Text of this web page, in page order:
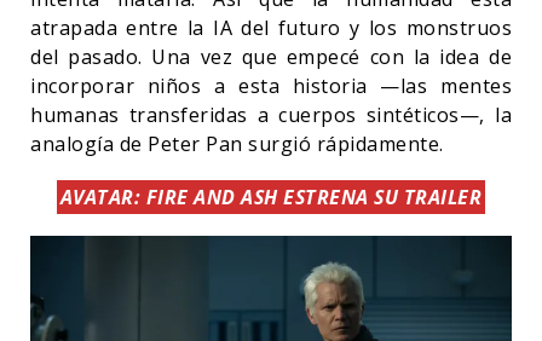
atrapada entre la IA del futuro y los monstruos
del pasado. Una vez que empecé con la idea de
incorporar niños a esta historia —las mentes
humanas transferidas a cuerpos sintéticos—, la
analogía de Peter Pan surgió rápidamente.
AVATAR: FIRE AND ASH ESTRENA SU TRAILER